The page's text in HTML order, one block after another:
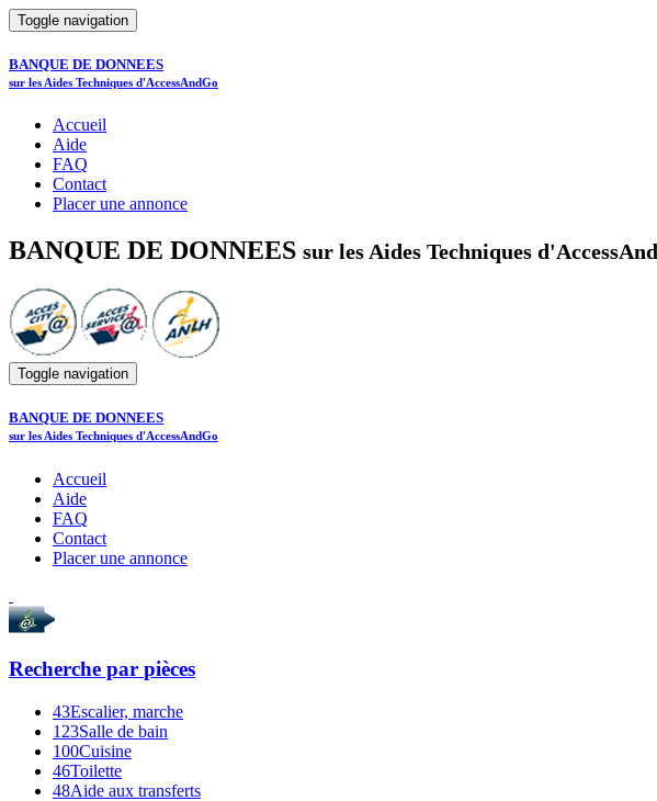
Toggle navigation
BANQUE DE DONNEES
sur les Aides Techniques d'AccessAndGo
Accueil
Aide
FAQ
Contact
Placer une annonce
BANQUE DE DONNEES sur les Aides Techniques
Toggle navigation
BANQUE DE DONNEES
sur les Aides Techniques d'AccessAndGo
Accueil
Aide
FAQ
Contact
Placer une annonce
Recherche par pièces
43Escalier, marche
123Salle de bain
100Cuisine
46Toilette
48Aide aux transferts